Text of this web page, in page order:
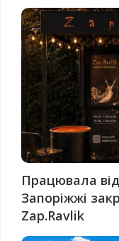
Працювала
Запоріжжі
Zap.Ravlik